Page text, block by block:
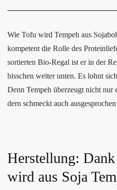
Wie Tofu wird Tem­peh aus
kom­pe­tent die Rol­le des
sor­tier­ten Bio-Regal ist er in der
biss­chen wei­ter unten. Es lohnt
Denn Tem­peh über­zeugt nicht
dern schmeckt auch
Her­stel­lung:
wird aus Soja